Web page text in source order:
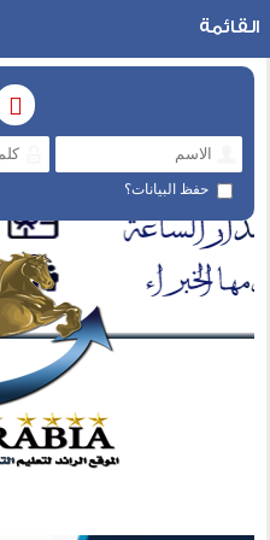
حفظ البيانات؟
القائمة